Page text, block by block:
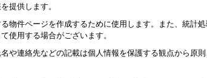
提供します。
物件ページを作成するために使用します。また、統計
使用する場合がございます。
や連絡先などの記載は個人情報を保護する観点から原